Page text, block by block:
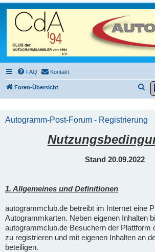
FAQ Kontakt
Foren-Übersicht
u
h
e
Autogramm-Post-Forum - Registrierung
Stand 20.09.2022
1. Allgemeines und Definitionen
autogrammclub.de betreibt im Internet eine
Autogrammkarten. Neben eigenen Inhalten
autogrammclub.de Besuchern der Plattform
zu registrieren und mit eigenen Inhalten an
beteiligen.